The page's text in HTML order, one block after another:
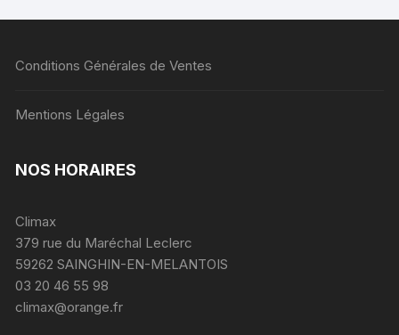
Conditions Générales de Ventes
Mentions Légales
NOS HORAIRES
Climax
379 rue du Maréchal Leclerc
59262 SAINGHIN-EN-MELANTOIS
03 20 46 55 98
climax@orange.fr